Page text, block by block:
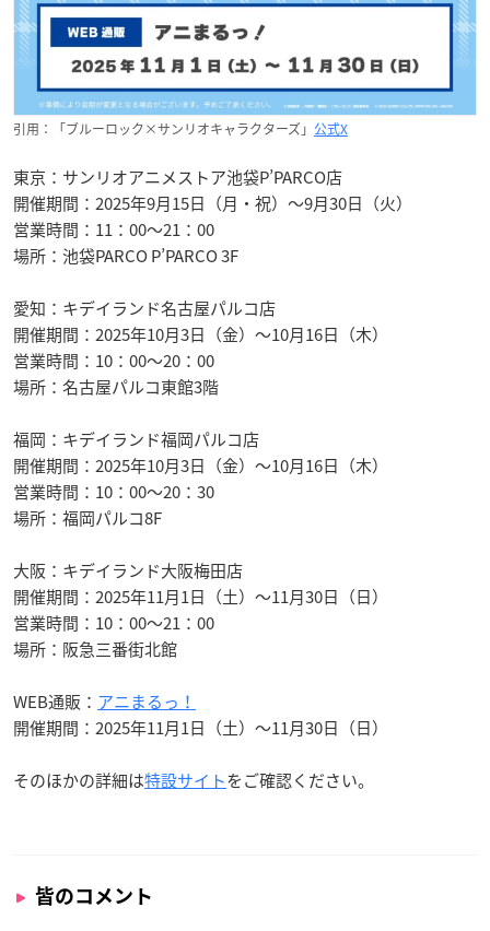
引用：「ブルーロック×サンリオキャラクターズ」 公式X
東京：サンリオアニメストア池袋P’PARCO店
開催期間：2025年9月15日（月・祝）～9月30日（火）
営業時間：11：00～21：00
場所：池袋PARCO P’PARCO 3F
愛知：キデイランド名古屋パルコ店
開催期間：2025年10月3日（金）～10月16日（木）
営業時間：10：00～20：00
場所：名古屋パルコ東館3階
福岡：キデイランド福岡パルコ店
開催期間：2025年10月3日（金）～10月16日（木）
営業時間：10：00～20：30
場所：福岡パルコ8F
大阪：キデイランド大阪梅田店
開催期間：2025年11月1日（土）～11月30日（日）
営業時間：10：00～21：00
場所：阪急三番街北館
WEB通販： アニまるっ！
開催期間：2025年11月1日（土）～11月30日（日）
そのほかの詳細は特設サイトをご確認ください。
皆のコメント